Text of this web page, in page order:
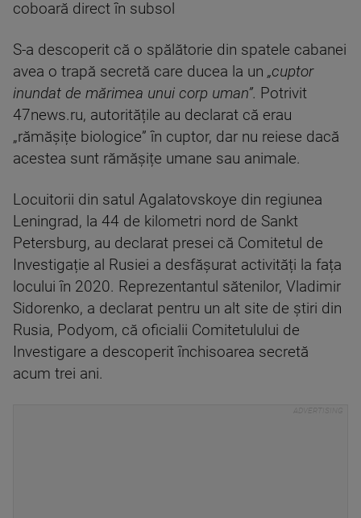
coboară direct în subsol
S-a descoperit că o spălătorie din spatele cabanei
avea o trapă secretă care ducea la un „cuptor
inundat de mărimea unui corp uman”. Potrivit
47news.ru, autoritățile au declarat că erau
„rămășițe biologice” în cuptor, dar nu reiese dacă
acestea sunt rămășițe umane sau animale.
Locuitorii din satul Agalatovskoye din regiunea
Leningrad, la 44 de kilometri nord de Sankt
Petersburg, au declarat presei că Comitetul de
Investigație al Rusiei a desfășurat activități la fața
locului în 2020. Reprezentantul sătenilor, Vladimir
Sidorenko, a declarat pentru un alt site de știri din
Rusia, Podyom, că oficialii Comitetulului de
Investigare a descoperit închisoarea secretă
acum trei ani.